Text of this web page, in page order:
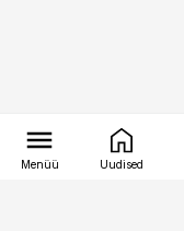
Menüü Uudised